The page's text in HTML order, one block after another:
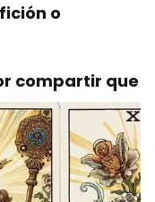
o
compartir que